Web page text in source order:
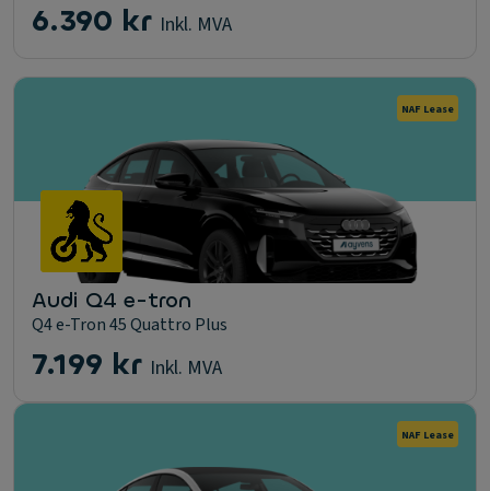
6.390 kr Inkl. MVA
NAF Lease
Audi Q4 e-tron
Q4 e-Tron 45 Quattro Plus
7.199 kr Inkl. MVA
NAF Lease